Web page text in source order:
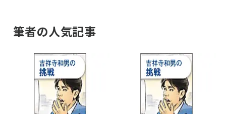
筆者の人気記事